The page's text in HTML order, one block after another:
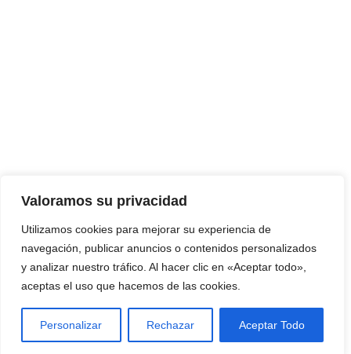
Valoramos su privacidad
Utilizamos cookies para mejorar su experiencia de
navegación, publicar anuncios o contenidos personalizados
y analizar nuestro tráfico. Al hacer clic en «Aceptar todo»,
aceptas el uso que hacemos de las cookies.
Personalizar Rechazar Aceptar Todo